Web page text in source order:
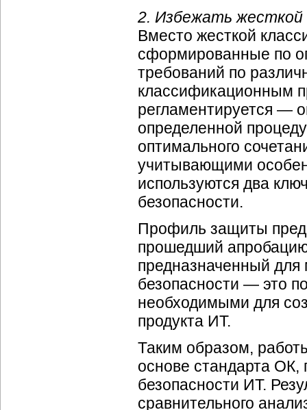
2. Избежать жесткой
Вместо жесткой
сформированные по
требований по
классификационным
регламентируется —
определенной
оптимального
учитывающими
используются два
безопасности.
Профиль защиты
прошедший
предназначенный для
безопасности — это
необходимыми для
продукта ИТ.
Таким образом,
основе стандарта ОК,
безопасности ИТ.
сравнительного